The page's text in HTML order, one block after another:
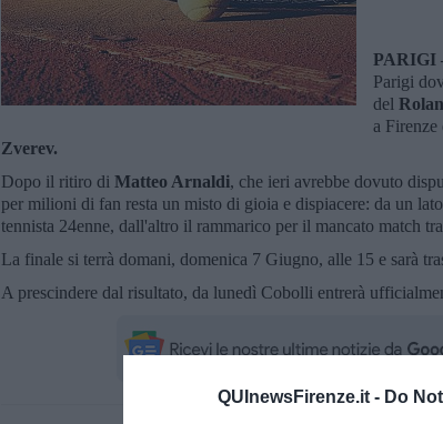
QUInewsFirenze.it - Do
Parigi
del
a Firenze
Zverev.
Dopo il ritiro di Matteo Arnaldi, che ieri avrebbe dovuto
per milioni di fan resta un misto di gioia e dispiacere: da un
tennista 24enne, dall'altro il rammarico per il mancato match
La finale si terrà domani, domenica 7 Giugno, alle 15 e sarà
A prescindere dal risultato, da lunedì Cobolli entrerà